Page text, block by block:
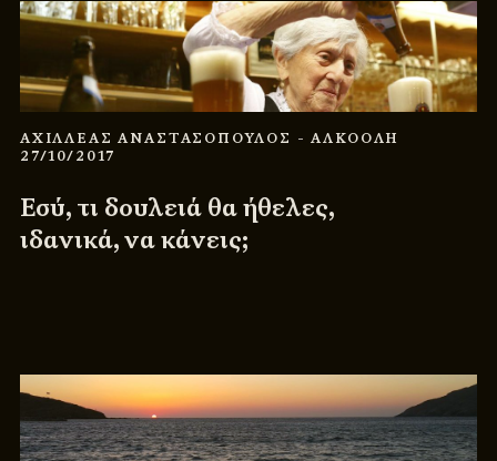
ΑΧΙΛΛΕΑΣ ΑΝΑΣΤΑΣΟΠΟΥΛΟΣ - ΑΛΚΟΟΛΗ
27/10/2017
Εσύ, τι δουλειά θα ήθελες,
ιδανικά, να κάνεις;